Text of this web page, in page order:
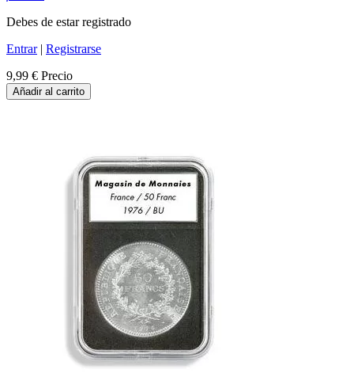
Debes de estar registrado
Entrar| Registrarse
9,99 € Precio
Añadir al carrito